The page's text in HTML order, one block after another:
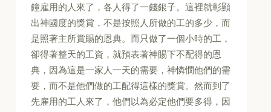
鐘雇用的人來了，各人得了一錢銀子。這裡就彰顯
出神國度的獎賞，不是按照人所做的工的多少，而
是照著主所賞賜的恩典。而只做了一個小時的工，
卻得著整天的工資，就預表著神賜下不配得的恩
典，因為這是一家人一天的需要，神憐憫他們的需
要，而不是他們做的工配得這樣的獎賞。然而到了
先雇用的工人來了，他們以為必定他們要多得，因